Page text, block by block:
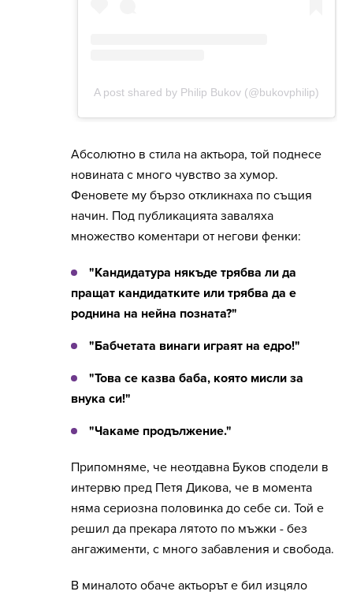
Абсолютно в стила на актьора, той поднесе
новината с много чувство за хумор.
Феновете му бързо откликнаха по същия
начин. Под публикацията заваляха
множество коментари от негови фенки:
"Кандидатура някъде трябва ли да
пращат кандидатките или трябва да е
роднина на нейна позната?"
"Бабчетата винаги играят на едро!"
"Това се казва баба, която мисли за
внука си!"
"Чакаме продължение."
Припомняме, че неотдавна Буков сподели в
интервю пред Петя Дикова, че в момента
няма сериозна половинка до себе си. Той е
решил да прекара лятото по мъжки - без
ангажименти, с много забавления и свобода.
В миналото обаче актьорът е бил изцяло